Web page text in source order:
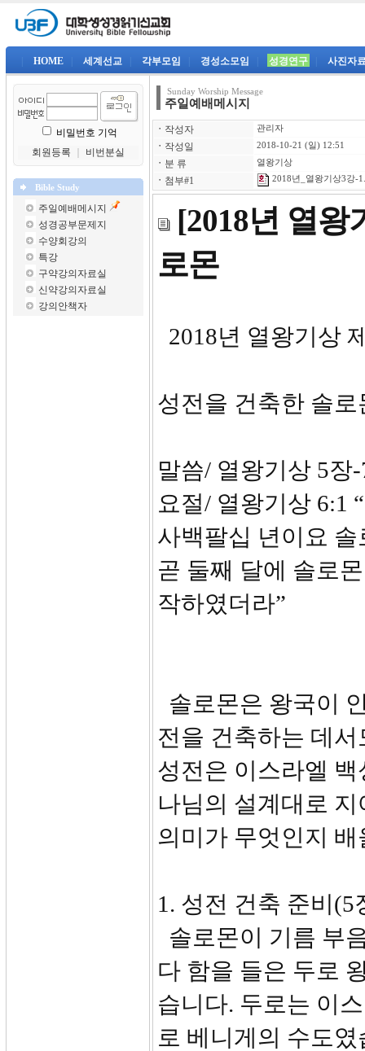
HOME 세계선교 각부모임 경성소모임 성경연구 사진자
비밀번호 기억
회원등록
비번분실
Bible Study
주일예배메시지
성경공부문제지
수양회강의
특강
구약강의자료실
신약강의자료실
강의안책자
Sunday Worship Message
주일예배메시지
ㆍ 작성자 관리자
ㆍ 작성일 2018-10-21 (일) 12:51
ㆍ 분 류 열왕기상
ㆍ 첨부#1 2018년_열왕기상3강-
[2018년 열왕
로몬
2018년 열왕기상
성전을 건축한 솔로
말씀/ 열왕기상 5장
요절/ 열왕기상 6:1
사백팔십 년이요
곧 둘째 달에 솔로
작하였더라”
솔로몬은 왕국이
전을 건축하는 데
성전은 이스라엘
나님의 설계대로
의미가 무엇인지
1. 성전 건축 준비(5
솔로몬이 기름 부
다 함을 들은 두로
습니다. 두로는 이
로 베니게의 수도